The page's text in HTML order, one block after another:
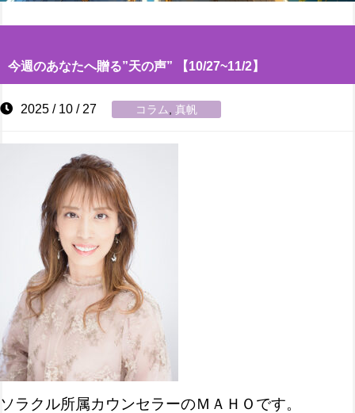
今週のあなたへ贈る”天の声” 【10/27~11/2】
2025 / 10 / 27 コラム 真帆
ソラクル所属カウンセラーのＭＡＨＯです。